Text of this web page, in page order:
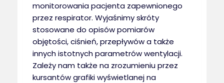
monitorowania pacjenta zapewnionego
przez respirator. Wyjaśnimy skróty
stosowane do opisów pomiarów
objętości, ciśnień, przepływów a także
innych istotnych parametrów wentylacji.
Zależy nam także na zrozumieniu przez
kursantów grafiki wyświetlanej na